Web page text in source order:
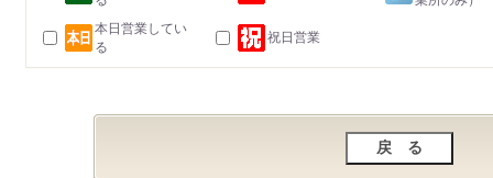
本日営業してい
る
祝日営業